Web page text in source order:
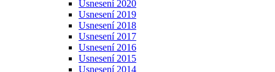
Usnesení 2020
Usnesení 2019
Usnesení 2018
Usnesení 2017
Usnesení 2016
Usnesení 2015
Usnesení 2014